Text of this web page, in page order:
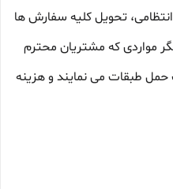
تحویل کلیه سفارش ها
مواردی که مشتریان محترم
طبقات می نمایند و هزینه